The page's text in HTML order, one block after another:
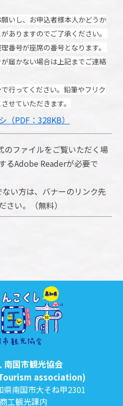
いし、お申込者様本人かどうか
ありますのでご了承ください。
番号が座席の番号となります。
届かない場合は上記までご連絡
行ってください。鉛筆やフリク
せていただきます。
PDF：328KB）
のファイルをご覧いただく場
るAdobe Readerが必要で
い方は、バナーのリンク先
い。（無料）
南国市観光協会
association)
南国市大そね甲2301
工観光課内